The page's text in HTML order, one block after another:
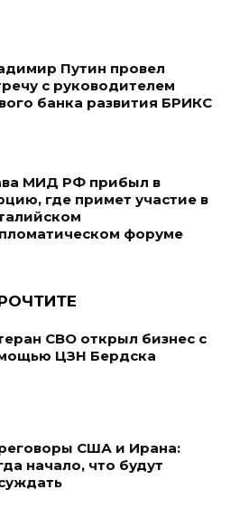
Путин провел
с руководителем
банка развития БРИКС
МИД РФ прибыл в
где примет участие в
форуме
СВО открыл бизнес с
ЦЗН Бердска
США и Ирана:
начало, что будут